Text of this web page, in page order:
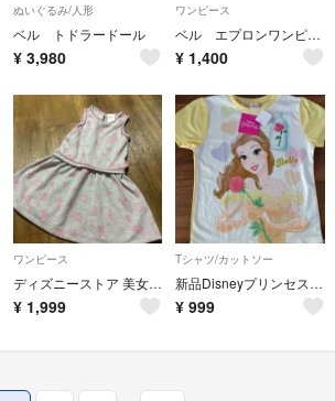
ぬいぐるみ/人形
ベル トドラードール
¥ 3,980
ワンピース
ベル エプロンワンピース 美女と野獣
¥ 1,400
ワンピース
ディズニーストア 美女と野獣 ノースリーブ ワンピース 120cm 中古品
¥ 1,999
Tシャツ/カットソー
新品Disneyプリンセスベル半袖Tシャツ120
¥ 999